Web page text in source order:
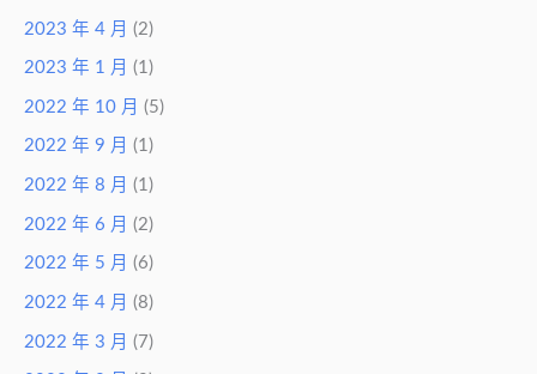
2023 年 4 月 (2)
2023 年 1 月 (1)
2022 年 10 月 (5)
2022 年 9 月 (1)
2022 年 8 月 (1)
2022 年 6 月 (2)
2022 年 5 月 (6)
2022 年 4 月 (8)
2022 年 3 月 (7)